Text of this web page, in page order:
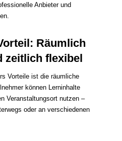
Anbieter und
Räumlich
zeitlich flexibel
Vorteile ist die räumliche
können Lerninhalte
Veranstaltungsort nutzen –
oder an verschiedenen